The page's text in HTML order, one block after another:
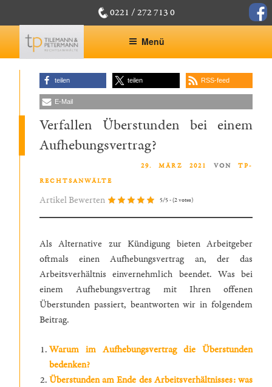
Inhalt
springen
0221 / 272 713 0
Menü
teilen teilen RSS-feed
E-Mail
Verfallen Überstunden bei einem
Aufhebungsvertrag?
29. MÄRZ 2021 VONTP-
RECHTSANWÄLTE
Artikel Bewerten 5/5 - (2 votes)
Als Alternative zur Kündigung bieten Arbeitgeber
oftmals einen Aufhebungsvertrag an, der das
Arbeitsverhältnis einvernehmlich beendet. Was bei
einem Aufhebungsvertrag mit Ihren offenen
Überstunden passiert, beantworten wir in folgendem
Beitrag.
Warum im Aufhebungsvertrag die Überstunden
bedenken?
Überstunden am Ende des Arbeitsverhältnisses: was